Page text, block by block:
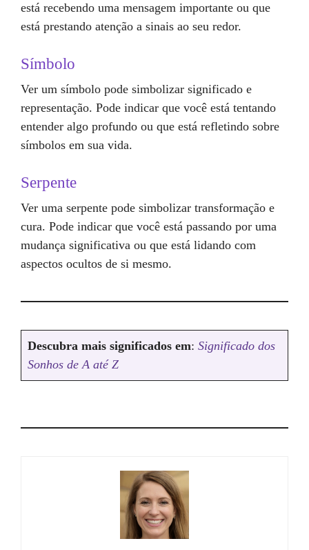
está recebendo uma mensagem importante ou que
está prestando atenção a sinais ao seu redor.
Símbolo
Ver um símbolo pode simbolizar significado e
representação. Pode indicar que você está tentando
entender algo profundo ou que está refletindo sobre
símbolos em sua vida.
Serpente
Ver uma serpente pode simbolizar transformação e
cura. Pode indicar que você está passando por uma
mudança significativa ou que está lidando com
aspectos ocultos de si mesmo.
Descubra mais significados em: Significado dos
Sonhos de A até Z